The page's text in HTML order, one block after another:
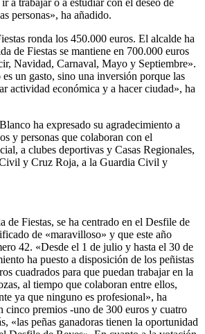
personas», ha añadido.
ronda los 450.000 euros. El alcalde ha
de Fiestas se mantiene en 700.000 euros
Navidad, Carnaval, Mayo y Septiembre».
un gasto, sino una inversión porque las
actividad económica y a hacer ciudad», ha
ha expresado su agradecimiento a
y personas que colaboran con el
a clubes deportivas y Casas Regionales,
y Cruz Roja, a la Guardia Civil y
de Fiestas, se ha centrado en el Desfile de
de «maravilloso» y que este año
42. «Desde el 1 de julio y hasta el 30 de
ha puesto a disposición de los peñistas
cuadrados para que puedan trabajar en la
al tiempo que colaboran entre ellos,
ya que ninguno es profesional», ha
cinco premios -uno de 300 euros y cuatro
«las peñas ganadoras tienen la oportunidad